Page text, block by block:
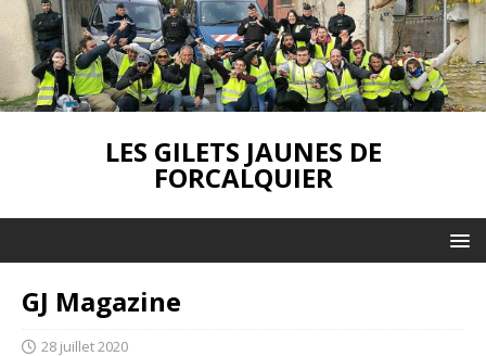
LES GILETS JAUNES DE
FORCALQUIER
GJ Magazine
28 juillet 2020